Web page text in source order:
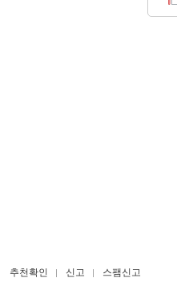
추천확인 신고 스팸신고